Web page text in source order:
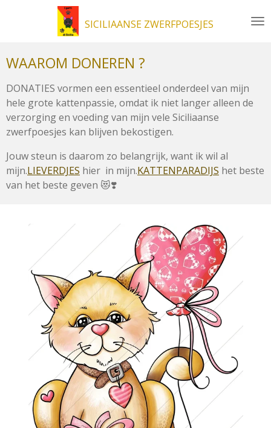
de
hoofdinhoud
SICILIAANSE ZWERFPOESJES
WAAROM DONEREN ?
DONATIES vormen een essentieel onderdeel van mijn
hele grote kattenpassie, omdat ik niet langer alleen de
verzorging en voeding van mijn vele Siciliaanse
zwerfpoesjes kan blijven bekostigen.
Jouw steun is daarom zo belangrijk, want ik wil al
mijn.LIEVERDJES hier in mijn.KATTENPARADIJS het beste
van het beste geven 😻❣️